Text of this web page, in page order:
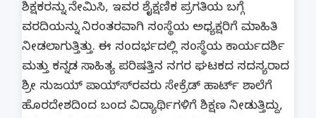
ಶಿಕ್ಷಕರನ್ನು ನೇಮಿಸಿ, ಇವರ ಶೈಕ್ಷಣಿಕ ಪ್ರಗತಿಯ ಬಗ್ಗೆ
ವರದಿಯನ್ನು ನಿರಂತರವಾಗಿ ಸಂಸ್ಥೆಯ ಅಧ್ಯಕ್ಷರಿಗೆ ಮಾಹಿತಿ
ನೀಡಲಾಗುತ್ತಿತ್ತು. ಈ ಸಂದರ್ಭದಲ್ಲಿ ಸಂಸ್ಥೆಯ ಕಾರ್ಯದರ್ಶಿ
ಮತ್ತು ಕನ್ನಡ ಸಾಹಿತ್ಯ ಪರಿಷತ್ತಿನ ನಗರ ಘಟಕದ ಸದಸ್ಯರಾದ
ಶ್ರೀ ಸುಜಯ್ ಪಾಯ್ಸ್‍ರವರು ಸೇಕ್ರೆಡ್ ಹಾರ್ಟ್ ಶಾಲೆಗೆ
ಹೊರದೇಶದಿಂದ ಬಂದ ವಿದ್ಯಾರ್ಥಿಗಳಿಗೆ ಶಿಕ್ಷಣ ನೀಡುತ್ತಿದ್ದು,